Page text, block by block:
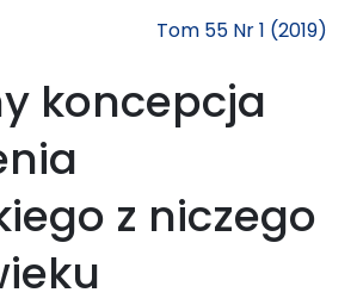
Tom 55 Nr 1 (2019)
koncepcja
z niczego